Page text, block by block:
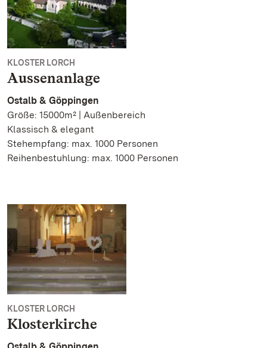
KLOSTER LORCH
Aussenanlage
Ostalb & Göppingen
Größe: 15000m² | Außenbereich
Klassisch & elegant
Stehempfang: max. 1000 Personen
Reihenbestuhlung: max. 1000 Personen
KLOSTER LORCH
Klosterkirche